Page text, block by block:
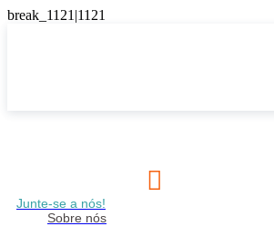

Junte-se a nós!
Sobre nós